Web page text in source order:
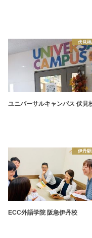
伏見
ユニバーサルキャンパス 伏見
伊丹
ECC外語学院 阪急伊丹校